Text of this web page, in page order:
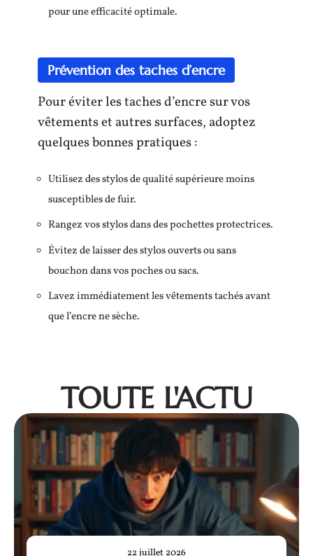
pour une efficacité optimale.
Prévention des taches d’encre
Pour éviter les taches d’encre sur vos
vêtements et autres surfaces, adoptez
quelques bonnes pratiques :
Utilisez des stylos de qualité supérieure moins
susceptibles de fuir.
Rangez vos stylos dans des pochettes protectrices.
Évitez de laisser des stylos ouverts ou sans
bouchon dans vos poches ou sacs.
Lavez immédiatement les vêtements tachés avant
que l’encre ne sèche.
TOUTE L'ACTU
22 juillet 2026